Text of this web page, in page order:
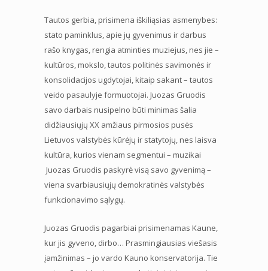
Tautos gerbia, prisimena iškiliąsias asmenybes:
stato paminklus, apie jų gyvenimus ir darbus
rašo knygas, rengia atminties muziejus, nes jie –
kultūros, mokslo, tautos politinės savimonės ir
konsolidacijos ugdytojai, kitaip sakant – tautos
veido pasaulyje formuotojai. Juozas Gruodis
savo darbais nusipelno būti minimas šalia
didžiausiųjų XX amžiaus pirmosios pusės
Lietuvos valstybės kūrėjų ir statytojų, nes laisva
kultūra, kurios vienam segmentui – muzikai
Juozas Gruodis paskyrė visą savo gyvenimą –
viena svarbiausiųjų demokratinės valstybės
funkcionavimo sąlygų.
Juozas Gruodis pagarbiai prisimenamas Kaune,
kur jis gyveno, dirbo… Prasmingiausias viešasis
įamžinimas – jo vardo Kauno konservatorija. Tie